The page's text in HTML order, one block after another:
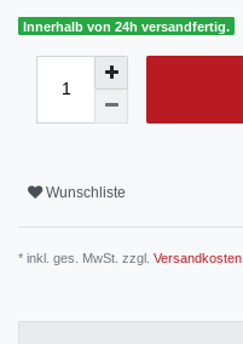
Innerhalb von 24h versandfertig.
Wunschliste
* inkl. ges. MwSt. zzgl. Versandkosten